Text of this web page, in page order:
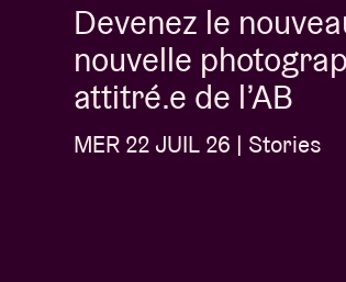
Devenez le
nouvelle
attitré.e de l’AB
MER 22 JUIL 26 | Stories